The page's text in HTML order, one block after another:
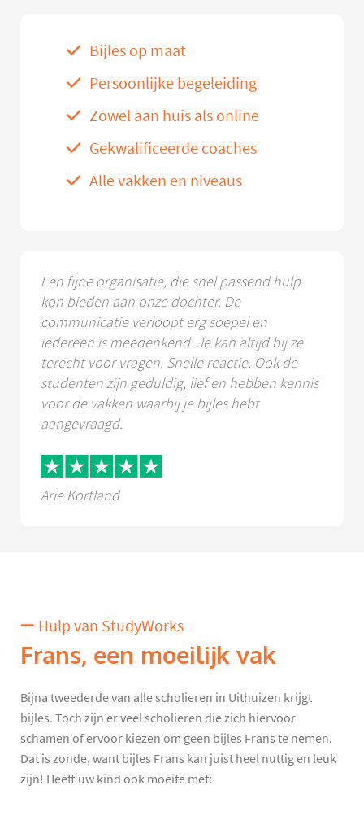
Bijles op maat
Persoonlijke begeleiding
Zowel aan huis als online
Gekwalificeerde coaches
Alle vakken en niveaus
Een fijne organisatie, die snel passend hulp
kon bieden aan onze dochter. De
communicatie verloopt erg soepel en
iedereen is meedenkend. Je kan altijd bij ze
terecht voor vragen. Snelle reactie. Ook de
studenten zijn geduldig, lief en hebben kennis
voor de vakken waarbij je bijles hebt
aangevraagd.
Arie Kortland
Hulp van StudyWorks
Frans, een moeilijk vak
Bijna tweederde van alle scholieren in Uithuizen krijgt
bijles. Toch zijn er veel scholieren die zich hiervoor
schamen of ervoor kiezen om geen bijles Frans te nemen.
Dat is zonde, want bijles Frans kan juist heel nuttig en leuk
zijn! Heeft uw kind ook moeite met: